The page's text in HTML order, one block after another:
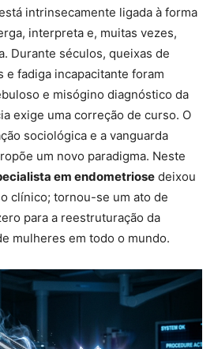
intrinsecamente ligada à forma
interpreta e, muitas vezes,
Durante séculos, queixas de
e fadiga incapacitante foram
e misógino diagnóstico da
exige uma correção de curso. O
sociológica e a vanguarda
um novo paradigma. Neste
em endometriose deixou
clínico; tornou-se um ato de
para a reestruturação da
mulheres em todo o mundo.